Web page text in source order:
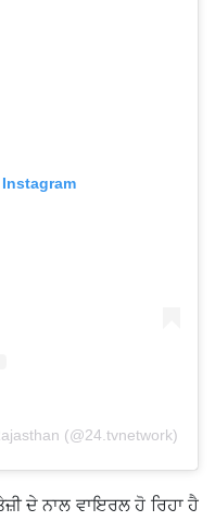
(@24.tvnetwork)
ਦੇ ਨਾਲ ਵਾਇਰਲ ਹੋ ਰਿਹਾ ਹੈ